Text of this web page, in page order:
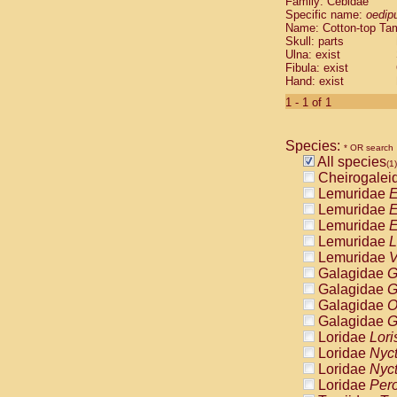
Cebidae
Cebidae
Cebidae
Cebidae
Cebidae
Cebidae
Cebidae
Cebidae
Cebidae
Cebidae
Cebidae
Cebidae
Atelidae
Atelidae
Atelidae
Atelidae
Atelidae
Atelidae
Atelidae
Atelidae
Atelidae
Atelidae
Pitheciidae
Specific name:
Name: Cotton-top
Skull: parts
Ulna: exist
Fibula: exist
Hand: exist
1 - 1 of 1
Species: * OR search
All species(1)
Lemuridae
Lemuridae
Lemuridae
Lemuridae
Lemuridae
Galagidae
Galagidae
Galagidae
Galagidae
Loridae
Loridae
Loridae
Loridae